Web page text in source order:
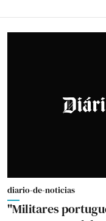
diario-de-noticias
"Militares